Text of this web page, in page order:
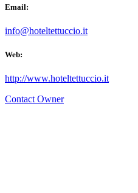
Email:
info@hoteltettuccio.it
Web:
http://www.hoteltettuccio.it
Contact Owner